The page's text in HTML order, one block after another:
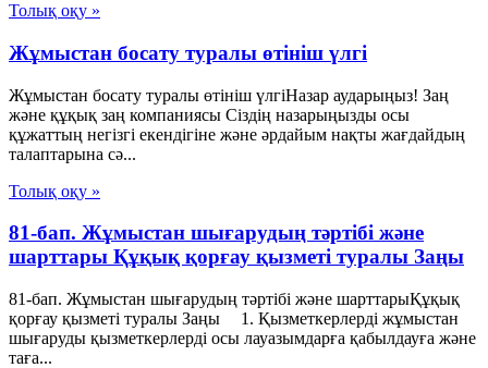
Толық оқу »
Жұмыстан босату туралы өтініш үлгі
Жұмыстан босату туралы өтініш үлгіНазар аударыңыз! Заң
және құқық заң компаниясы Сіздің назарыңызды осы
құжаттың негізгі екендігіне және әрдайым нақты жағдайдың
талаптарына сә...
Толық оқу »
81-бап. Жұмыстан шығарудың тәртібі және
шарттары Құқық қорғау қызметі туралы Заңы
81-бап. Жұмыстан шығарудың тәртібі және шарттарыҚұқық
қорғау қызметі туралы Заңы 1. Қызметкерлерді жұмыстан
шығаруды қызметкерлерді осы лауазымдарға қабылдауға және
таға...